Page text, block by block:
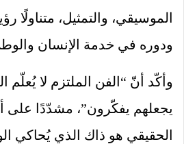
الموسيقي، والتمثيل، متناولًا
ودوره في خدمة الإنسان
وأكّد أنّ “الفن الملتزم لا يُعلّم
يجعلهم يفكّرون”، مشدّدًا على
الحقيقي هو ذاك الذي يُحاكي